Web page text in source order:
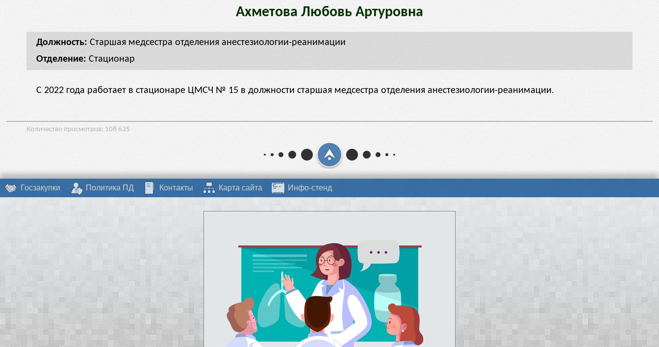
АхметоваЛюбовьАртуровна
Старшая медсестра отделения анестезиологии-реанимации
Стационар
С 2022 года работает в стационаре ЦМСЧ № 15 в должности старшая медсестра отделения анестезиологии-реанимации.
Количество просмотров: 108 635
Госзакупки Политика ПД Контакты Карта сайта Инфо-стенд